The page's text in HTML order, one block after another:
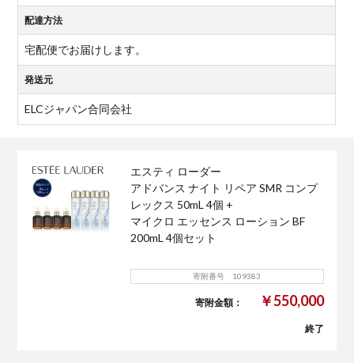
配達方法
宅配便でお届けします。
発送元
ELCジャパン合同会社
エスティ ローダー
アドバンス ナイト リペア SMR コンプ
レックス 50mL 4個 +
マイクロ エッセンス ローション BF
200mL 4個セット
寄附番号 109383
寄附金額： ￥550,000
終了